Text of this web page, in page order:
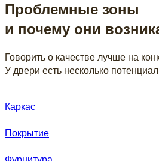
Проблемные зоны
и почему они
Говорить о качестве лучше на
У двери есть несколько
Каркас
Покрытие